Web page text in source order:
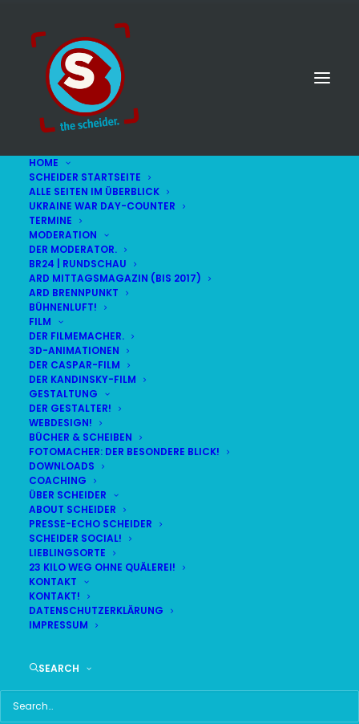
HOME
SCHEIDER STARTSEITE
ALLE SEITEN IM ÜBERBLICK
UKRAINE WAR DAY-COUNTER
TERMINE
MODERATION
DER MODERATOR.
BR24 | RUNDSCHAU
ARD MITTAGSMAGAZIN (BIS 2017)
ARD BRENNPUNKT
BÜHNENLUFT!
FILM
DER FILMEMACHER.
3D-ANIMATIONEN
DER CASPAR-FILM
DER KANDINSKY-FILM
GESTALTUNG
DER GESTALTER!
WEBDESIGN!
BÜCHER & SCHEIBEN
FOTOMACHER: DER BESONDERE BLICK!
DOWNLOADS
COACHING
ÜBER SCHEIDER
ABOUT SCHEIDER
PRESSE-ECHO SCHEIDER
SCHEIDER SOCIAL!
LIEBLINGSORTE
23 KILO WEG OHNE QUÄLEREI!
KONTAKT
KONTAKT!
DATENSCHUTZERKLÄRUNG
IMPRESSUM
SEARCH
2009
DAS HIER HABE ICH GEFUNDEN: